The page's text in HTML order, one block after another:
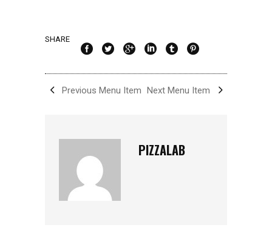
SHARE
Previous Menu Item Next Menu Item
PIZZALAB